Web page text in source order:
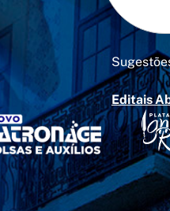
Editais